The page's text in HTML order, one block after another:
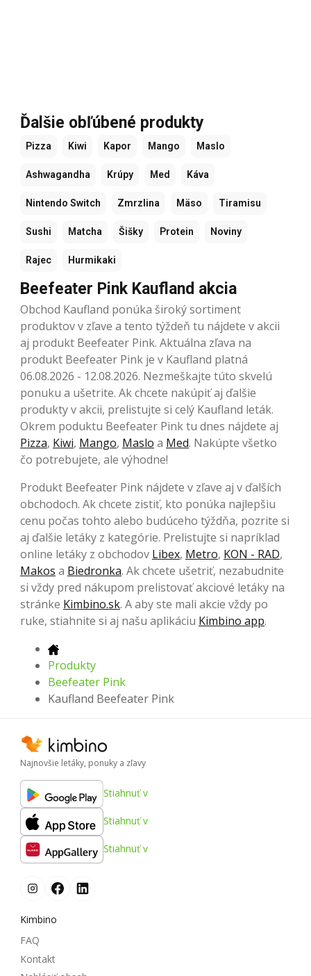
Ďalšie obľúbené produkty
Pizza Kiwi Kapor Mango Maslo
Ashwagandha Krúpy Med Káva
Nintendo Switch Zmrzlina Mäso Tiramisu
Sushi Matcha Šišky Protein Noviny
Rajec Hurmikaki
Beefeater Pink Kaufland akcia
Obchod Kaufland ponúka široký sortiment
produktov v zľave a tento týždeň tu nájdete v akcii
aj produkt Beefeater Pink. Aktuálna zľava na
produkt Beefeater Pink je v Kaufland platná
06.08.2026 - 12.08.2026. Nezmeškajte túto skvelú
ponuku a ušetrite. Ak chcete nakúpiť aj ďalšie
produkty v akcii, prelistujte si celý Kaufland leták.
Okrem poduktu Beefeater Pink tu dnes nájdete aj
Pizza, Kiwi, Mango, Maslo a Med. Nakúpte všetko
čo potrebujete, ale výhodne!
Produkt Beefeater Pink nájdete v zľave aj v ďalších
obchodoch. Ak chcete zistiť, kto ponúka najlepšiu
cenu počas tohto alebo budúceho týždňa, pozrite si
aj ďalšie letáky z kategórie. Prelistujte si napríklad
online letáky z obchodov Libex, Metro, KON - RAD,
Makos a Biedronka. Ak chcete ušetriť, nezabudnite
si vždy pred nákupom prelistovať akciové letáky na
stránke Kimbino.sk. A aby ste mali akcie vždy po
ruke, stiahnite si aj našu aplikáciu Kimbino app.
Produkty
Beefeater Pink
Kaufland Beefeater Pink
Najnovšie letáky, ponuky a zľavy
Stiahnuť v
Stiahnuť v
Stiahnuť v
Kimbino
FAQ
Kontakt